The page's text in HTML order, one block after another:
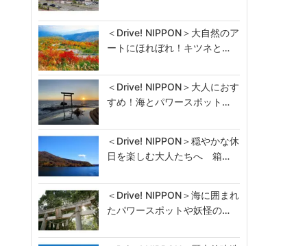
＜Drive! NIPPON＞大自然のア
ートにほれぼれ！キツネと…
＜Drive! NIPPON＞大人におす
すめ！海とパワースポット…
＜Drive! NIPPON＞穏やかな休
日を楽しむ大人たちへ 箱…
＜Drive! NIPPON＞海に囲まれ
たパワースポットや妖怪の…